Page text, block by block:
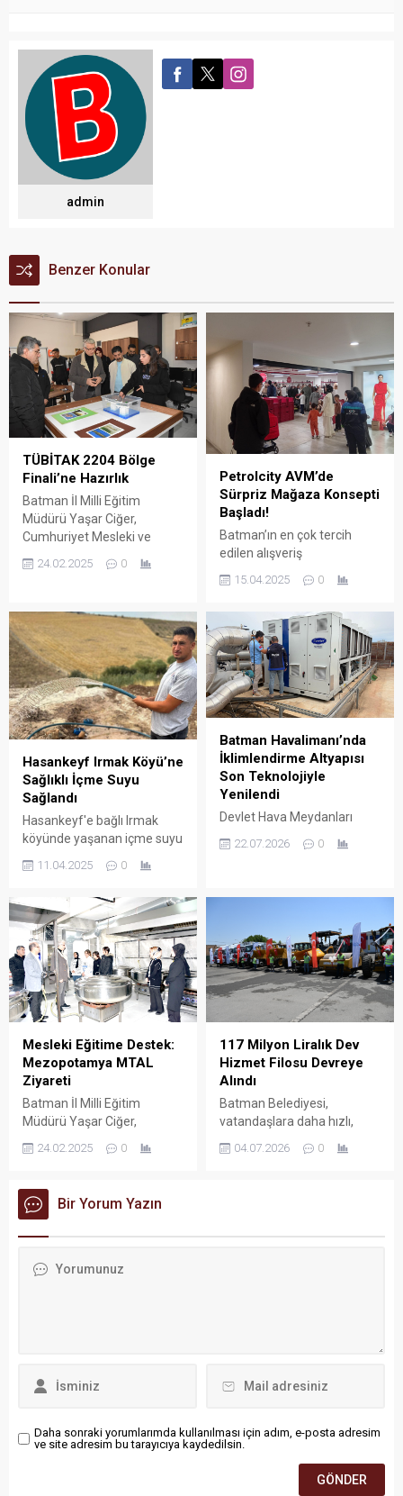
admin
Benzer Konular
TÜBİTAK 2204 Bölge
Finali’ne Hazırlık
Batman İl Milli Eğitim
Müdürü Yaşar Ciğer,
Cumhuriyet Mesleki ve
Teknik Anadolu Lisesi’ni
ziyaret ederek TÜBİTAK
katılacak projeleri inceledi.
24.02.2025 0
Petrolcity AVM’de
Sürpriz Mağaza Konsepti
Başladı!
Batman’ın en çok tercih
edilen alışveriş
merkezlerinden biri olan
Petrolcity AVM,
ürünleri uygun fiyatlarla
sunmak için dikkat çeken bir
projeyi hayata geçirdi.
15.04.2025 0
Hasankeyf Irmak Köyü’ne
Sağlıklı İçme Suyu
Sağlandı
Hasankeyf'e bağlı Irmak
köyünde yaşanan içme suyu
kurumların iş birliğiyle
11.04.2025 0
Batman Havalimanı’nda
İklimlendirme Altyapısı
Son Teknolojiyle
Yenilendi
Devlet Hava Meydanları
Müdürlüğü tarafından
iklimlendirme altyapısı
baştan sona yenilendi. Yaz
aylarında artan yolcu
yoğunluğu ve bölgedeki
sıcaklıklar dikkate alınarak
teknik ömrünü dolduran eski
soğutma sistemlerinin yerini
yeni nesil yüksek verilmli
teknolojiler aldı.
22.07.2026 0
Mesleki Eğitime Destek:
Mezopotamya MTAL
Ziyareti
Batman İl Milli Eğitim
Müdürü Yaşar Ciğer,
Mezopotamya Turizm
Mesleki ve Teknik Anadolu
eğitim programlarını yerinde
inceledi.
24.02.2025 0
117 Milyon Liralık Dev
Hizmet Filosu Devreye
Alındı
Batman Belediyesi,
vatandaşlara daha hızlı,
kaliteli ve konforlu hizmet
sunmak amacıyla ulaşım,
04.07.2026 0
Bir Yorum Yazın
Daha sonraki yorumlarımda kullanılması için adım, e-posta adresim
ve site adresim bu tarayıcıya kaydedilsin.